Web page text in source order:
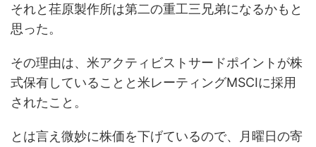
それと荏原製作所は第二の重工三兄弟になるかもと
思った。
その理由は、米アクティビストサードポイントが株
式保有していることと米レーティングMSCIに採用
されたこと。
とは言え微妙に株価を下げているので、月曜日の寄